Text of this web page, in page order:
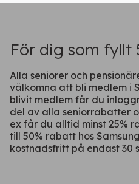
För dig som fyllt
Alla seniorer och
välkomna att bli medlem i
blivit medlem får du
del av alla seniorrabatter
ex får du alltid minst 25%
till 50% rabatt hos
kostnadsfritt på endast 30